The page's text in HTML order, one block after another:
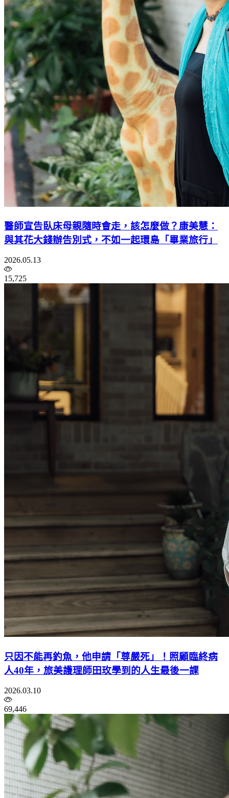
醫師宣告臥床母親隨時會走，該怎麼做？康美慧：
與其花大錢辦告別式，不如一起環島「畢業旅行」
2026.05.13
15,725
只因不能再釣魚，他申請「尊嚴死」！照顧臨終病
人40年，旅美護理師田玫學到的人生最後一課
2026.03.10
69,446